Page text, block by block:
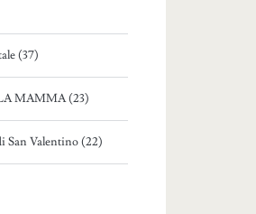
(37)
MAMMA (23)
San Valentino (22)